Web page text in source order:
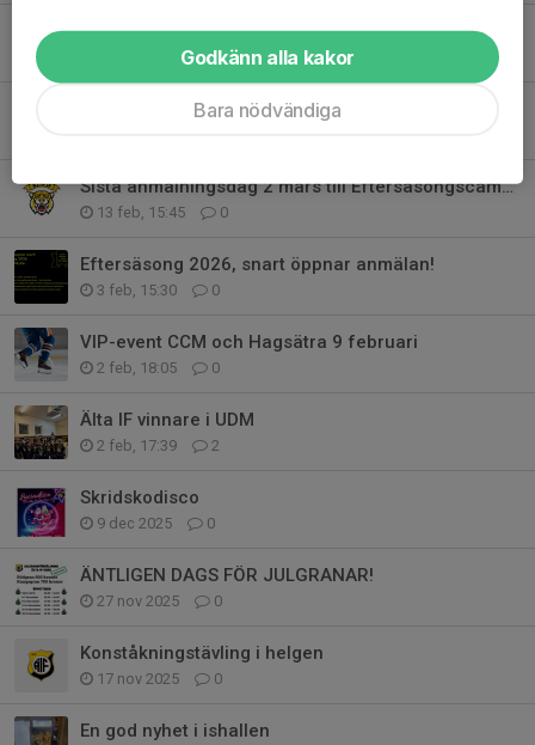
Sammanfattning årsmötet
18 mar, 09:58 0
Hämta din utrustning innan helgen
Sista anmälningsdag 2 mars till Eftersäsongscamp födda 2017-2009
13 feb, 15:45 0
Eftersäsong 2026, snart öppnar anmälan!
3 feb, 15:30 0
VIP-event CCM och Hagsätra 9 februari
2 feb, 18:05 0
Älta IF vinnare i UDM
2 feb, 17:39 2
Skridskodisco
9 dec 2025 0
ÄNTLIGEN DAGS FÖR JULGRANAR!
27 nov 2025 0
Konståkningstävling i helgen
17 nov 2025 0
En god nyhet i ishallen
Godkänn alla kakor
Bara nödvändiga